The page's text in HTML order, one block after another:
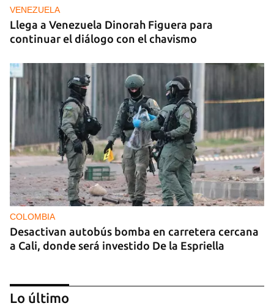
VENEZUELA
Llega a Venezuela Dinorah Figuera para
continuar el diálogo con el chavismo
COLOMBIA
Desactivan autobús bomba en carretera cercana
a Cali, donde será investido De la Espriella
Lo último